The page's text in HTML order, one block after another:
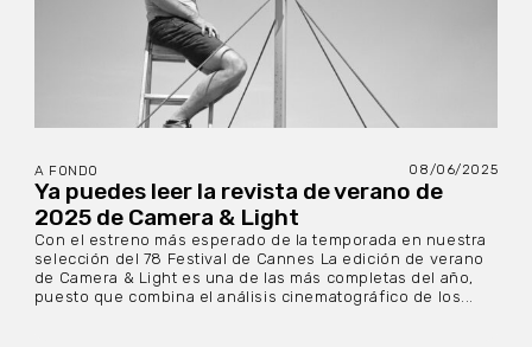
A FONDO 08/06/2025
Ya puedes leer la revista de verano de
2025 de Camera & Light
Con el estreno más esperado de la temporada en nuestra
selección del 78 Festival de Cannes La edición de verano
de Camera & Light es una de las más completas del año,
puesto que combina el análisis cinematográfico de los...